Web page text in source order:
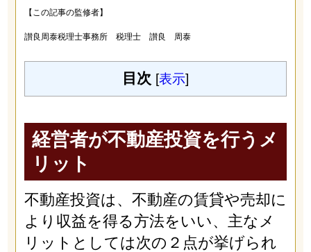
【この記事の監修者】
讃良周泰税理士事務所 税理士 讃良 周泰
目次 [表示]
経営者が不動産投資を行うメ
リット
不動産投資は、不動産の賃貸や売却に
より収益を得る方法をいい、主なメ
リットとしては次の２点が挙げられ